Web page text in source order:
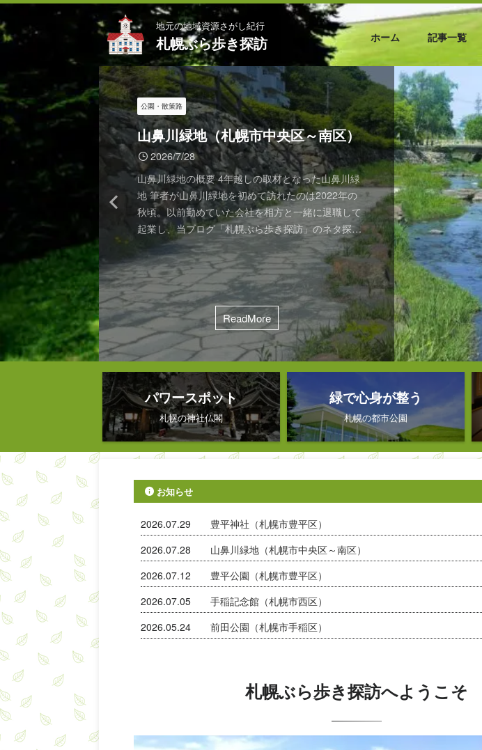
地元の地域資源さがし紀行
札幌ぶら歩き探訪 ホーム 記事一覧
神社仏閣
豊平神社（札幌市豊平区）
2026/7/29
街の移ろいを見守る、豊平の鎮守 札幌の中心部か
ら豊平橋を渡り、国道36号線を月寒方面へと少し進
むと、住宅街や商店の合間に、ふと緑豊かな一角が
現れます。 それが今回ご紹介する豊平神社です。
境内には、明治の頃の面影を残す石碑や狛犬など、
豊平という土地が歩んできた道のりが静かに刻まれ
ています。 豊平神社のご由緒 開拓のはじまりと豊
平神社の創祀 明治10年前後の豊平橋（北海道大学
付属図書館蔵） 豊平地区に初めて定住したのは、
豊平川の渡し守を務めた志村鉄一で、安政4(1857)
年のこととされています。その後、明治 ...
ReadMore
公園・散策路
山鼻川緑地（札幌市中央区～南区）
2026/7/28
山鼻川緑地の概要 4年越しの取材となった山鼻川緑
地 筆者が山鼻川緑地を初めて訪れたのは2022年の
秋頃。以前勤めていた会社を相方と一緒に退職して
起業し、当ブログ「札幌ぶら歩き探訪」のネタ探し
にスープカリーのアジャンタインドカリ店や上山鼻
神社を取材した際に、偶然この緑地を目にしてぶら
りと立ち寄ったのだ。 上の写真がその時に撮影し
たものだが、当時は都心にありがちなポケットパー
クの類だろうと誤解し、記事にもせず放置してい
た。しかし上山鼻神社へ何度か参拝するうちに、山
鼻川緑地は意外に大きく、貴重な生物を観察できる
...
ReadMore
公園・散策路
豊平公園（札幌市豊平区）
2026/7/29
豊平公園の概要 かつての林業試験場が前身 豊平公
園は札幌市豊平区にある約7.2ヘクタール（札幌ド
ーム1.3個分）の公園である。市内の公園の中では
大きい方ではないが、北区の百合が原公園と同様
に、多様な花卉や樹木などが展示されている都市緑
化植物園で、園芸相談員が常駐している点も共通し
ている。 （広報さっぽろ豊平版より転載） 豊平公
園はもともと林業試験場北海道支場（写真左）が前
身。同場は1974年に現在の所在地である羊ケ丘に
移転し、跡地が豊平公園に転用されたが、その際に
試験場から多くの樹木を引き継いだ。市内にあ ...
ReadMore
博物館・資料館・美術館
手稲記念館（札幌市西区）
2026/7/18
なぜ、手稲記念館は手稲区にないのか 札幌市内の
郷土資料館を調べていると、ひとつ気になることが
あります。 平岸郷土資料館は豊平区平岸に、屯田
郷土資料館は北区屯田にと、多くの施設は名称と所
在地の地名が一致しています。 ところが「手稲記
念館」だけは、手稲区ではなく西区西町に建ってい
るのです。 地下鉄東西線・宮の沢駅からほど近い
手稲記念館の側にある標識を見ても、やはり「西
区」と記されています。 この違和感の正体は、館
内に足を踏み入れると、すぐに解けはじめます。
謎の答え：手稲記念館が「西区」にある理由 手稲
町と記 ...
ReadMore
公園・散策路
前田公園（札幌市手稲区）
2026/7/18
前田公園と地域に刻まれた記憶の継承 手稲区の前
田地区にある前田公園。 手稲本町と石狩市花畔を
結ぶ道道44号石狩手稲線に面したこの公園は、一見
するとどこにでもある地域の公園のようですが、
「前田」という地名の由来ともなった前田農場の歴
史が、今も残る特別な場所です。 公園に刻まれた
地名の起源、今も残る歴史の遺構、そして縄文時代
にまで遡る人々の痕跡―その重なりをたどりなが
ら、前田公園の様子をご紹介します。 前田公園
へ：歴史の痕跡が残る地区公園 約3.8haの広さを有
する前田公園は、市内に点在する地区公園の一つと
し ...
ReadMore
神社仏閣
手稲神社（札幌市手稲区）
2026/7/29
手稲神社で歴史と祈りに触れる 札幌市手稲区の中
心部、JR手稲駅からほど近い一角に静かにたたず
む手稲神社。鳥居をくぐり社殿に向けて石段を登る
ごとに、街の喧騒が遠のき、境内の清々しさが増し
ていきます。 手稲神社は、明治初期にこの地へ入
植した人々の祈りから生まれた神社です。厳しい自
然環境の中で開拓に挑んだ先人たちの思いと、150
年を超える地域の歴史が、境内のあちこちに刻まれ
ています。 この記事では、手稲神社の歴史やご祭
神、境内の見どころをご紹介します。 手稲神社の
ご由緒 手稲という土地の歴史 明治末頃の前田農場
...
ReadMore
博物館・資料館・美術館
豊平館（札幌市中央区）
2026/7/18
中島公園の白と群青の洋館―豊平館140年の歩みと
見どころ 中島公園の豊かな緑の中に佇む、白と群
青色の洋館―豊平館（ほうへいかん）は、明治時代
に札幌初の洋式ホテルとして建てられた歴史的建造
物です。 国の重要文化財にも指定されており、ホ
テル・公会堂・結婚式場と役割を変えながら、140
年以上にわたって市民に親しまれてきました。 本
記事では、豊平館の歴史と見どころをご紹介しま
す。 豊平館の沿革 明治時代：洋風ホテルとして創
建 竣工直後の豊平館、前庭は造園前（北海道大学
付属図書館蔵） 豊平館は1880（明治13）年 ...
ReadMore
公園・散策路
前田森林公園（札幌市手稲区）
2026/7/8
前田森林公園の前身は前田農場 札幌ぶら歩き探
訪、祝！手稲区初取材 前田森林公園の正門前から
手稲山を望む。橋の下は新川。 札幌ぶら歩き探訪
初の手稲区取材を敢行した。2022年10月のブログ
開設以来、前田森林公園の桜を見てみたいと思って
いたが、念願叶って2026年春にようやくの初訪問
と相成った次第である。なお当サイトの人気記事
「新川さくら並木」はこの橋の左側から始まる。
https://sapporoburaaruki.info/2024/04/28/shinkawa
-sakura-namiki/ 【関連記事 ...
ReadMore
公園・散策路
軽川桜づつみ・旧軽川緑地（札幌市
手稲区）
2026/7/8
初の手稲区取材は桜の名所から 加賀百万石の末裔
が開基した手稲前田 前田家15代当主が前田農場を
開設したのが前田地区のはじまり ようやく札幌で
も桜が開花し始めた４月下旬、我々は「札幌ぶら歩
き探訪」初となる手稲区の取材を敢行することにな
った。我々の生活圏の事情でこれまで中央区、西
区、北区、南区、豊平区の探訪をメインに記事を投
稿してきたが、ブログ開設３年目での手稲探訪であ
る。 なお今回はスケジュールの都合上、手稲区の
中で桜のスポットとして知られる前田地区を一挙に
回る。ちなみに手稲前田地区の開祖はなんと加賀百
万石 ...
ReadMore
札幌スープカリー
アメイロカリィ（札幌市手稲区）
2026/7/8
「札幌ぶら歩き探訪」初の手稲区取材！ 手稲の桜
＆人気スープカレー店を探訪 近隣にある前田公園
（ルーツは加賀百万石の前田家！） アメイロカリ
ィは札幌市手稲区の前田公園の近隣にある、夫婦で
経営していると思しき小さなカレー＆スープカレー
専門店である。筆者はかねてからアメイロカリィの
SNS投稿を目にしており、いつか訪れてみたいと思
っていたが、ようやく念願かなっての初訪問とな
る。 ちなみに我々の「札幌ぶら歩き探訪」にとっ
ては手稲区の探訪も初である。手稲区を代表する桜
のスポットである前田森林公園や軽川公園、そして
手稲 ...
ReadMore
パワースポット
札幌の神社仏閣
緑で心身が整う
札幌の都市公園
お知らせ
2026.07.29
豊平神社（札幌市豊平区）
2026.07.28
山鼻川緑地（札幌市中央区～南区）
2026.07.12
豊平公園（札幌市豊平区）
2026.07.05
手稲記念館（札幌市西区）
2026.05.24
前田公園（札幌市手稲区）
札幌ぶら歩き探訪へようこそ